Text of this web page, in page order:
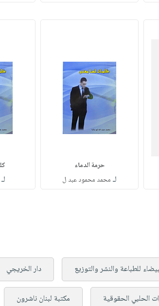
حرمة الدماء
لـ محمد محمود عبد ل لـ
للطباعة والنشر والتوزيع دار الخريجي
الحلبي الحقوقية مكتبة لبنان ناشرون